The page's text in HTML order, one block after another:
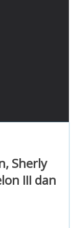
Sherly
III dan